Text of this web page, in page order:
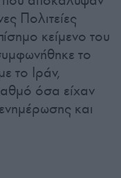
Πολιτείες
κείμενο του
το
το Ιράν,
όσα είχαν
και